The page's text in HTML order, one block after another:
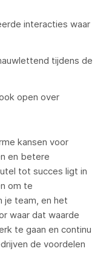
interacties waar
tijdens de
open over
kansen voor
en betere
tot succes ligt in
om te
je team, en het
waar dat waarde
te gaan en continu
de voordelen